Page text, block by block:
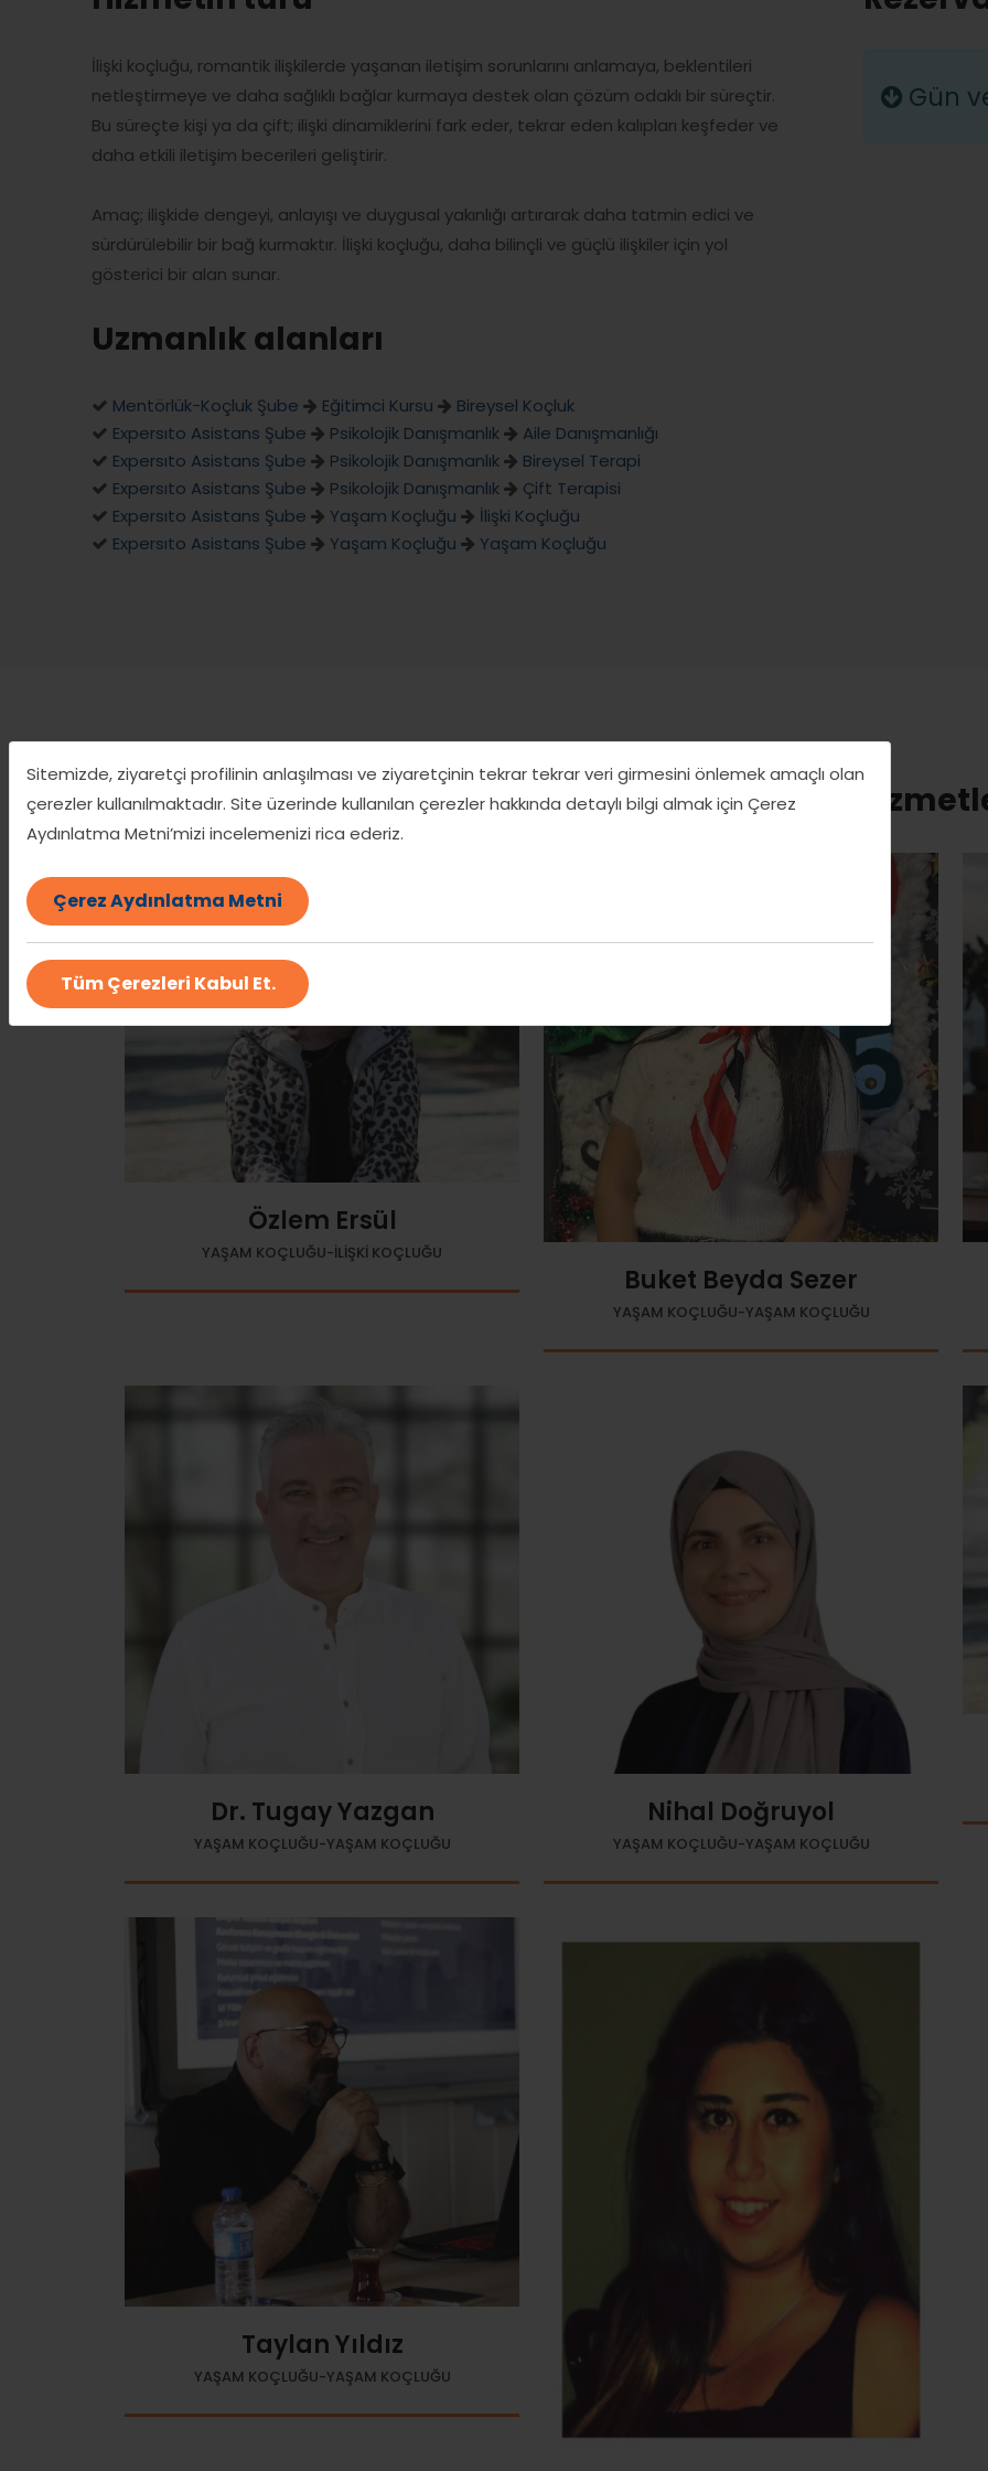
Sitemizde, ziyaretçi profilinin anlaşılması ve ziyaretçinin tekrar tekrar veri girmesini önlemek amaçlı olan
çerezler kullanılmaktadır. Site üzerinde kullanılan çerezler hakkında detaylı bilgi almak için Çerez
Aydınlatma Metni’mizi incelemenizi rica ederiz.
Çerez Aydınlatma Metni
Tüm Çerezleri Kabul Et.
İlişki koçluğu, romantik ilişkilerde yaşanan iletişim sorunlarını anlamaya, beklentileri
netleştirmeye ve daha sağlıklı bağlar kurmaya destek olan çözüm odaklı bir süreçtir.
Bu süreçte kişi ya da çift; ilişki dinamiklerini fark eder, tekrar eden kalıpları keşfeder ve
daha etkili iletişim becerileri geliştirir.
Amaç; ilişkide dengeyi, anlayışı ve duygusal yakınlığı artırarak daha tatmin edici ve
sürdürülebilir bir bağ kurmaktır. İlişki koçluğu, daha bilinçli ve güçlü ilişkiler için yol
gösterici bir alan sunar.
Uzmanlık alanları
Mentörlük-Koçluk Şube Eğitimci Kursu
Bireysel Koçluk
Expersıto Asistans Şube
Psikolojik Danışmanlık
Aile Danışmanlığı
Expersıto Asistans Şube
Psikolojik Danışmanlık
Bireysel Terapi
Expersıto Asistans Şube
Psikolojik Danışmanlık
Çift Terapisi
Expersıto Asistans Şube
Yaşam Koçluğu
İlişki Koçluğu
Expersıto Asistans Şube
Yaşam Koçluğu Yaşam Koçluğu
Gün
Aynı kategorideki diğer
Özlem Ersül
YAŞAM KOÇLUĞU-İLİŞKİ KOÇLUĞU
Buket Beyda Sezer
YAŞAM KOÇLUĞU-YAŞAM KOÇLUĞU
Dr. Tugay Yazgan
YAŞAM KOÇLUĞU-YAŞAM KOÇLUĞU
Nihal Doğruyol
YAŞAM KOÇLUĞU-YAŞAM KOÇLUĞU
Taylan Yıldız
YAŞAM KOÇLUĞU-YAŞAM KOÇLUĞU